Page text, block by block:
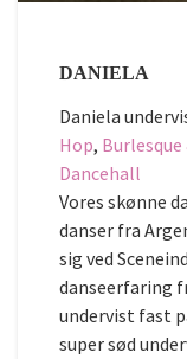
DANIELA
Daniela
Hop, Burlesque
Dancehall
Vores skønne
danser fra
sig ved
danseerfaring
undervist fast
super sød